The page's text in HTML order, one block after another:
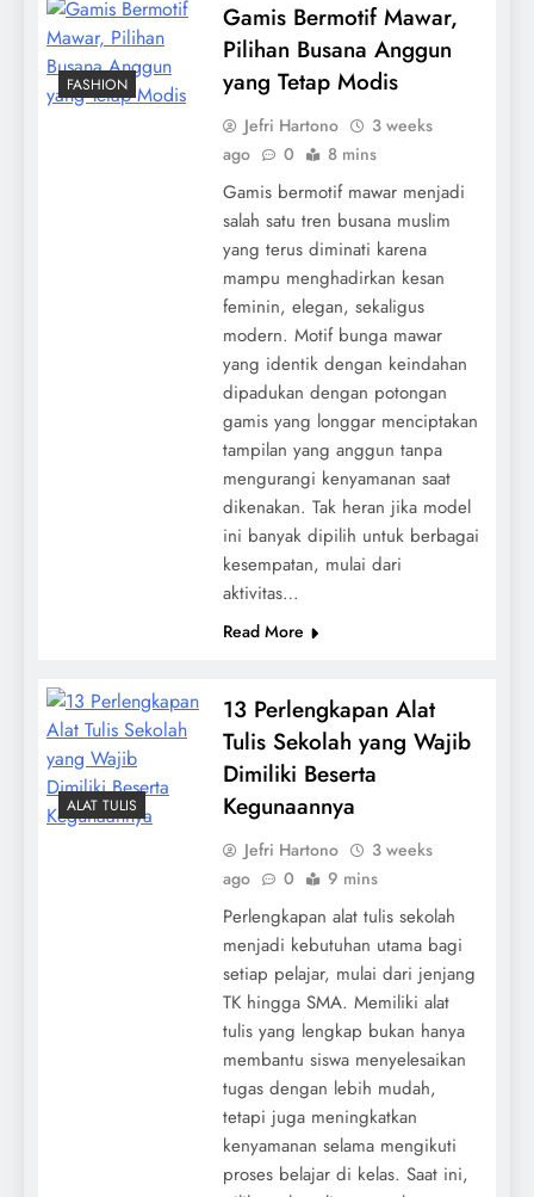
FASHION
Gamis Bermotif Mawar,
Pilihan Busana Anggun
yang Tetap Modis
Jefri Hartono
3 weeks
ago
0 8 mins
Gamis bermotif mawar menjadi
salah satu tren busana muslim
yang terus diminati karena
mampu menghadirkan kesan
feminin, elegan, sekaligus
modern. Motif bunga mawar
yang identik dengan keindahan
dipadukan dengan potongan
gamis yang longgar menciptakan
tampilan yang anggun tanpa
mengurangi kenyamanan saat
dikenakan. Tak heran jika model
ini banyak dipilih untuk berbagai
kesempatan, mulai dari
aktivitas…
Read More
ALAT TULIS
13 Perlengkapan Alat
Tulis Sekolah yang Wajib
Dimiliki Beserta
Kegunaannya
Jefri Hartono
3 weeks
ago
0 9 mins
Perlengkapan alat tulis sekolah
menjadi kebutuhan utama bagi
setiap pelajar, mulai dari jenjang
TK hingga SMA. Memiliki alat
tulis yang lengkap bukan hanya
membantu siswa menyelesaikan
tugas dengan lebih mudah,
tetapi juga meningkatkan
kenyamanan selama mengikuti
proses belajar di kelas. Saat ini,